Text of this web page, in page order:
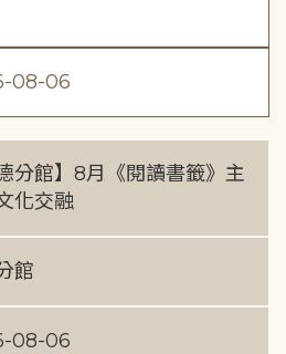
08-06
分館】8月《閱讀書籤》主
化交融
館
08-06